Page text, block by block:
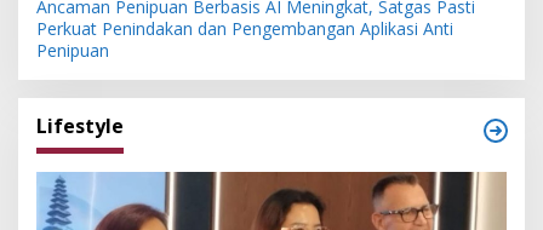
Ancaman Penipuan Berbasis AI Meningkat, Satgas Pasti
Perkuat Penindakan dan Pengembangan Aplikasi Anti
Penipuan
Lifestyle